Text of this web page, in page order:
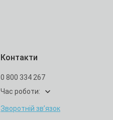
Контакти
0 800 334 267
Час роботи:
Зворотній зв’язок